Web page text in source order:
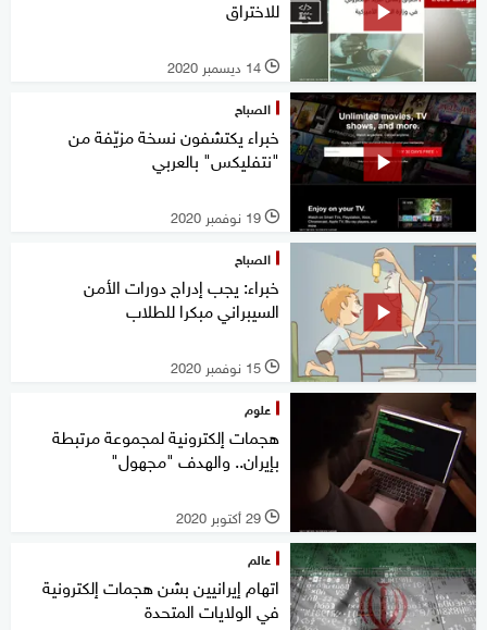
للاختراق
l 14 ديسمبر 2020
الصباح
خبراء يكتشفون نسخة مزيّفة من
"نتفليكس" بالعربي
l 19 نوفمبر 2020
الصباح
خبراء: يجب إدراج دورات الأمن
السيبراني مبكرا للطلاب
l 15 نوفمبر 2020
علوم
هجمات إلكترونية لمجموعة مرتبطة
بإيران.. والهدف "مجهول"
l 29 أكتوبر 2020
عالم
اتهام إيرانيين بشن هجمات إلكترونية
في الولايات المتحدة